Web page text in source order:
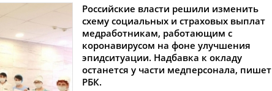
Российские власти решили изменить
схему социальных и страховых выплат
медработникам, работающим с
коронавирусом на фоне улучшения
эпидситуации. Надбавка к окладу
останется у части медперсонала, пишет
РБК.